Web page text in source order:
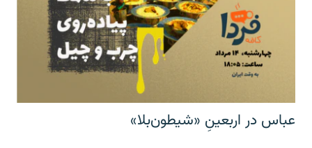
عباس در اربعینِ «شیطون‌بلا»